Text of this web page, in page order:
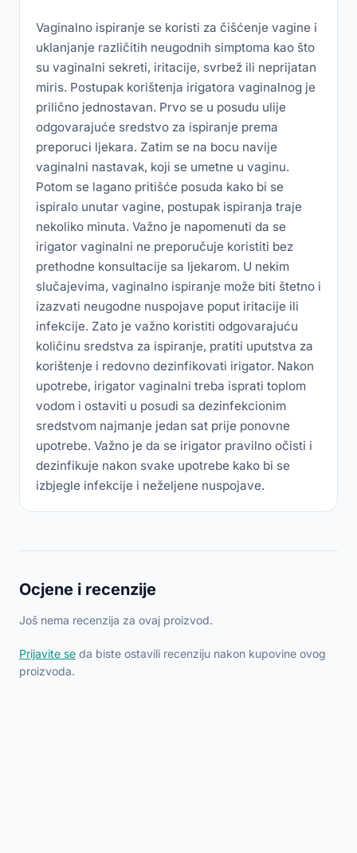
Vaginalno ispiranje se koristi za čišćenje vagine i
uklanjanje različitih neugodnih simptoma kao što
su vaginalni sekreti, iritacije, svrbež ili neprijatan
miris. Postupak korištenja irigatora vaginalnog je
prilično jednostavan. Prvo se u posudu ulije
odgovarajuće sredstvo za ispiranje prema
preporuci ljekara. Zatim se na bocu navije
vaginalni nastavak, koji se umetne u vaginu.
Potom se lagano pritišće posuda kako bi se
ispiralo unutar vagine, postupak ispiranja traje
nekoliko minuta. Važno je napomenuti da se
irigator vaginalni ne preporučuje koristiti bez
prethodne konsultacije sa ljekarom. U nekim
slučajevima, vaginalno ispiranje može biti štetno i
izazvati neugodne nuspojave poput iritacije ili
infekcije. Zato je važno koristiti odgovarajuću
količinu sredstva za ispiranje, pratiti uputstva za
korištenje i redovno dezinfikovati irigator. Nakon
upotrebe, irigator vaginalni treba isprati toplom
vodom i ostaviti u posudi sa dezinfekcionim
sredstvom najmanje jedan sat prije ponovne
upotrebe. Važno je da se irigator pravilno očisti i
dezinfikuje nakon svake upotrebe kako bi se
izbjegle infekcije i neželjene nuspojave.
Ocjene i recenzije
Još nema recenzija za ovaj proizvod.
Prijavite se da biste ostavili recenziju nakon kupovine ovog
proizvoda.